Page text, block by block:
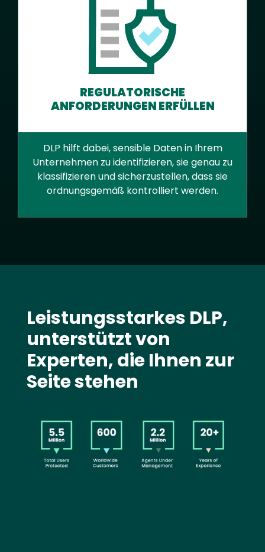
REGULATORISCHE
ANFORDERUNGEN ERFÜLLEN
DLP hilft dabei, sensible Daten in Ihrem
Unternehmen zu identifizieren, sie genau zu
klassifizieren und sicherzustellen, dass sie
ordnungsgemäß kontrolliert werden.
Leistungsstarkes DLP,
unterstützt von
Experten, die Ihnen zur
Seite stehen
Image